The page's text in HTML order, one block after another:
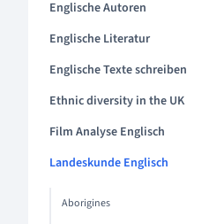
Englische Autoren
Englische Literatur
Englische Texte schreiben
Ethnic diversity in the UK
Film Analyse Englisch
Landeskunde Englisch
Aborigines